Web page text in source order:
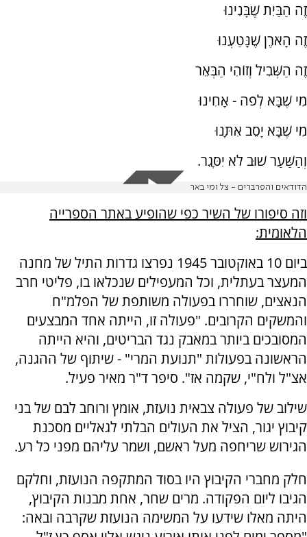
זֶה הַבַּיִת שֶׁבָּנִינוּ
זֶה הָאֹרֶן שֶׁנָּטַעְנוּ
זֶה הַשְּׁבִיל וְזוֹהִי הַבְּאֵר
מִי שֶׁבָּא לְפֹה - אָחִינוּ
מִי שֶׁבָּא יָסֵב אִתָּנוּ
וְהַשַּׁעַר שׁוּב לֹא יִסָּגֵר.
הדודאים והפרברים - צל ומי באר
וזה סיפורו של השיר כפי שהופיע באתר הספרייה
הלאומית:
ביום 10 באוקטובר 1945 נפרצו גדרות התיל של מחנה
המעצר בעתלית, וכל המעפילים שנכלאו בו, פליטי חרב
הנאצים, שוחררו בפעולה משותפת של הפלמ"ח
והמשקים הקרובים. "פעולה זו, הייתה אחד המבצעים
המסובכים ביותר במאבק נגד הבריטים, והיא הייתה
הראשונה בפעולות "תנועת המרי" - שיתוף של ההגנה,
אצ"ל ולח"י, שקמה אז". סיפר ד"ר מאיר פעיל.
שילוב של פעולה צבאית נועזת, אומץ ורוחב לבם של בני
קיבוץ יגור, הציל את העולים הבלתי לגאליים מסכנת
הגירוש שריחפה מעל ראשם, ושמר עליהם מפני כל רע.
חלק מחברי הקיבוץ היו בסוד המתקפה הנועזת, וחלקם
הגיבו ליום הפקודה. מרים שחר, אחת מבנות הקיבוץ,
היתה מאלו שידעו על המשימה הנועזת שקרבה ובאה: